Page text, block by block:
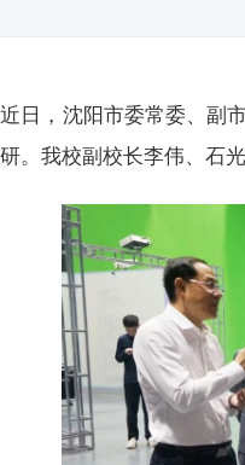
近日，沈阳市委常委、副
。我校副校长李伟、石光